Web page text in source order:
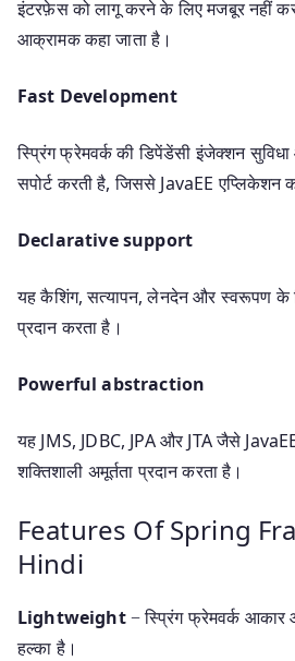
इंटरफ़ेस को लागू करने के लिए मजबूर नहीं
आक्रामक कहा जाता है।
Fast Development
स्प्रिंग फ्रेमवर्क की डिपेंडेंसी इंजेक्शन
सपोर्ट करती है, जिससे JavaEE एप्लिकेशन
Declarative support
यह कैशिंग, सत्यापन, लेनदेन और स्वरूपण के
प्रदान करता है।
Powerful abstraction
यह JMS, JDBC, JPA और JTA जैसे JavaEE
शक्तिशाली अमूर्तता प्रदान करता है।
Features Of Spring
Hindi
Lightweight− स्प्रिंग फ्रेमवर्क आकार
हल्का है।